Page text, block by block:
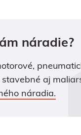
náradie?
stavebné aj
náradia.